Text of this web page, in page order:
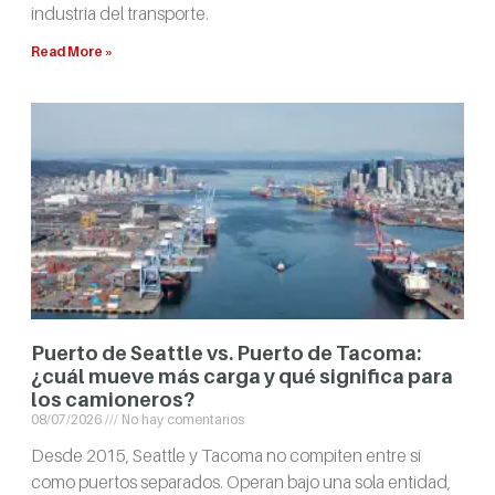
industria del transporte.
Read More »
Puerto de Seattle vs. Puerto de Tacoma:
¿cuál mueve más carga y qué significa para
los camioneros?
08/07/2026 No hay comentarios
Desde 2015, Seattle y Tacoma no compiten entre sí
como puertos separados. Operan bajo una sola entidad,